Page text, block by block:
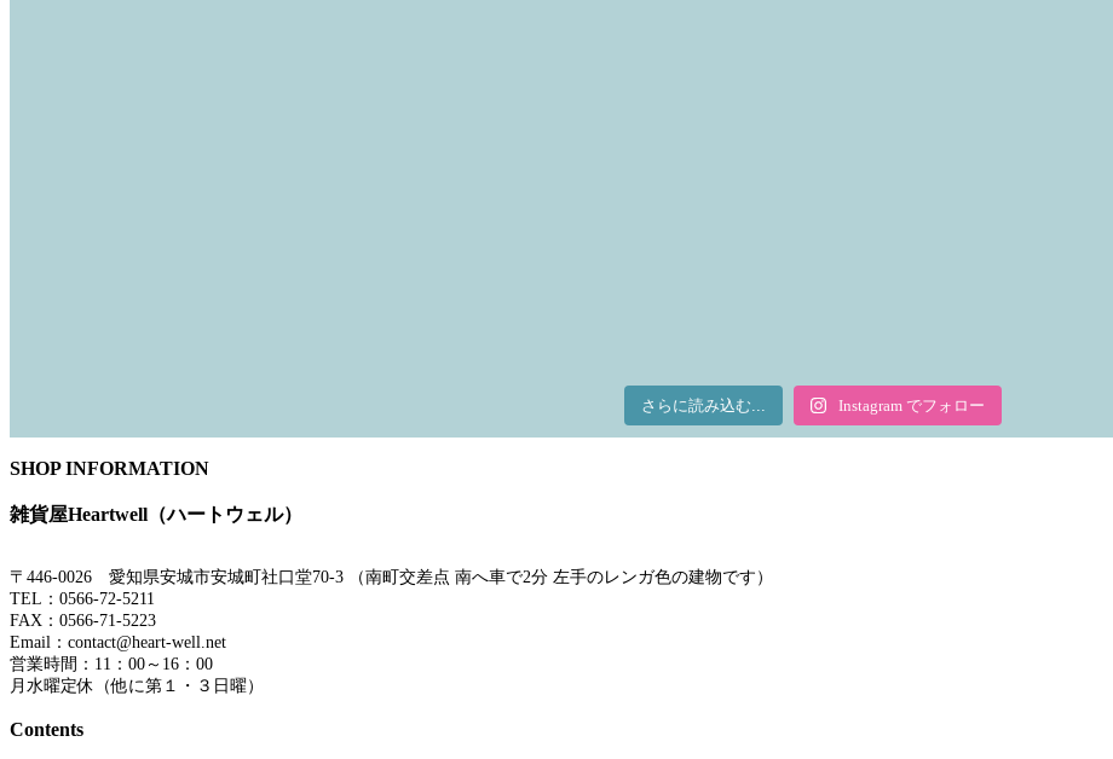
さらに読み込む... Instagram でフォロー
SHOP INFORMATION
雑貨屋Heartwell（ハートウェル）
〒446-0026 愛知県安城市安城町社口堂70-3 （南町交差点 南へ車で2分 左手のレンガ色の建物です）
TEL：0566-72-5211
FAX：0566-71-5223
Email：contact@heart-well.net
営業時間：11：00～16：00
月水曜定休（他に第１・３日曜）
Contents